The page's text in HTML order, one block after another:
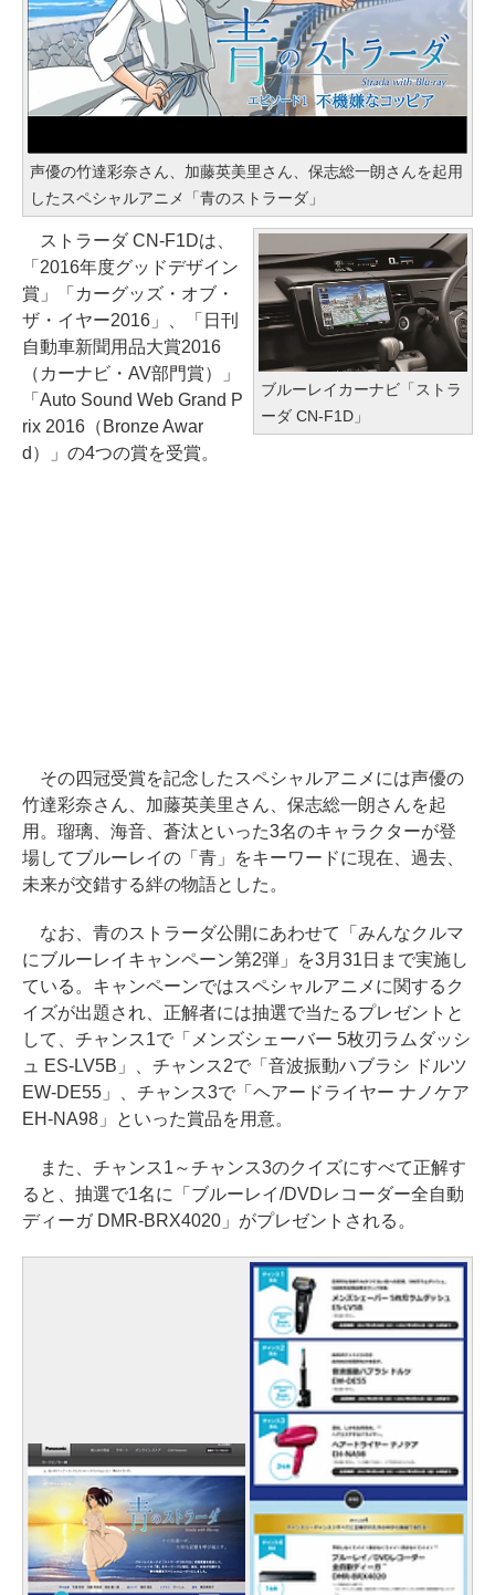
声優の竹達彩奈さん、加藤英美里さん、保志総一朗さんを起用
したスペシャルアニメ「青のストラーダ」
ブルーレイカーナビ「ストラ
ーダ CN-F1D」
ストラーダ CN-F1Dは、
「2016年度グッドデザイン
賞」「カーグッズ・オブ・
ザ・イヤー2016」、「日刊
自動車新聞用品大賞2016
（カーナビ・AV部門賞）」
「Auto Sound Web Grand P
rix 2016（Bronze Awar
d）」の4つの賞を受賞。
その四冠受賞を記念したスペシャルアニメには声優の
竹達彩奈さん、加藤英美里さん、保志総一朗さんを起
用。瑠璃、海音、蒼汰といった3名のキャラクターが登
場してブルーレイの「青」をキーワードに現在、過去、
未来が交錯する絆の物語とした。
なお、青のストラーダ公開にあわせて「みんなクルマ
にブルーレイキャンペーン第2弾」を3月31日まで実施し
ている。キャンペーンではスペシャルアニメに関するク
イズが出題され、正解者には抽選で当たるプレゼントと
して、チャンス1で「メンズシェーバー 5枚刃ラムダッシ
ュ ES-LV5B」、チャンス2で「音波振動ハブラシ ドルツ
EW-DE55」、チャンス3で「ヘアードライヤー ナノケア
EH-NA98」といった賞品を用意。
また、チャンス1～チャンス3のクイズにすべて正解す
ると、抽選で1名に「ブルーレイ/DVDレコーダー全自動
ディーガ DMR-BRX4020」がプレゼントされる。